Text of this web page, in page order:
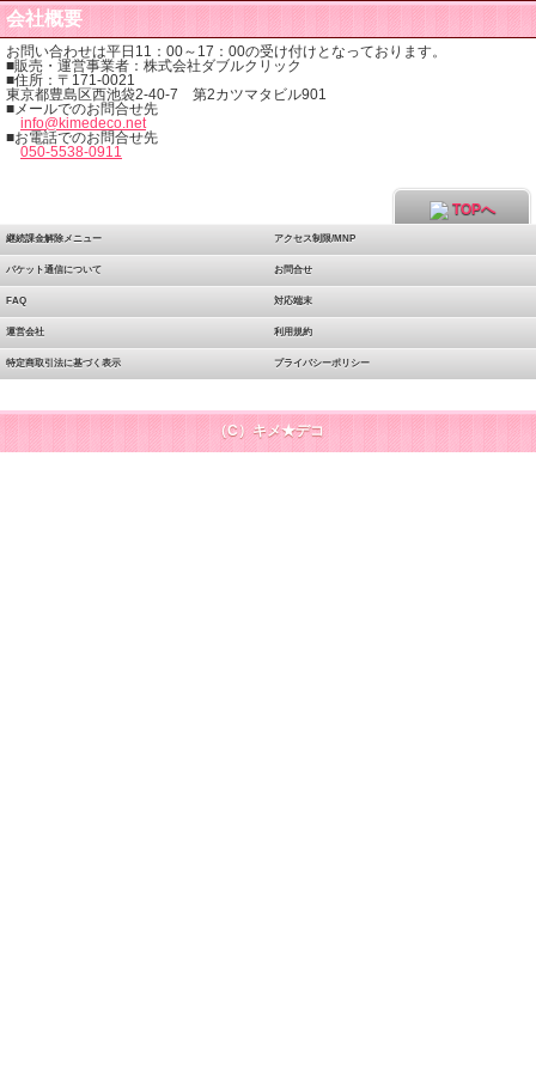
会社概要
お問い合わせは平日11：00～17：00の受け付けとなっております。
■販売・運営事業者：株式会社ダブルクリック
■住所：〒171-0021
東京都豊島区西池袋2-40-7 第2カツマタビル901
■メールでのお問合せ先
info@kimedeco.net
■お電話でのお問合せ先
050-5538-0911
TOPへ
継続課金解除メニュー アクセス制限/MNP
パケット通信について お問合せ
FAQ 対応端末
運営会社 利用規約
特定商取引法に基づく表示 プライバシーポリシー
（C）キメ★デコ